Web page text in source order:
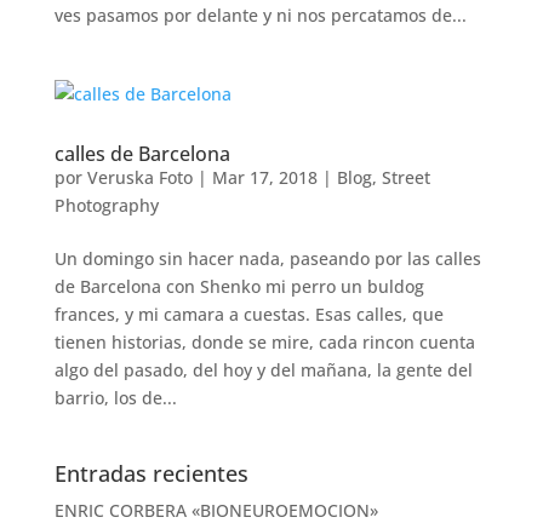
ves pasamos por delante y ni nos percatamos de...
calles de Barcelona
por Veruska Foto| Mar 17, 2018| Blog, Street
Photography
Un domingo sin hacer nada, paseando por las calles
de Barcelona con Shenko mi perro un buldog
frances, y mi camara a cuestas. Esas calles, que
tienen historias, donde se mire, cada rincon cuenta
algo del pasado, del hoy y del mañana, la gente del
barrio, los de...
Entradas recientes
ENRIC CORBERA «BIONEUROEMOCION»